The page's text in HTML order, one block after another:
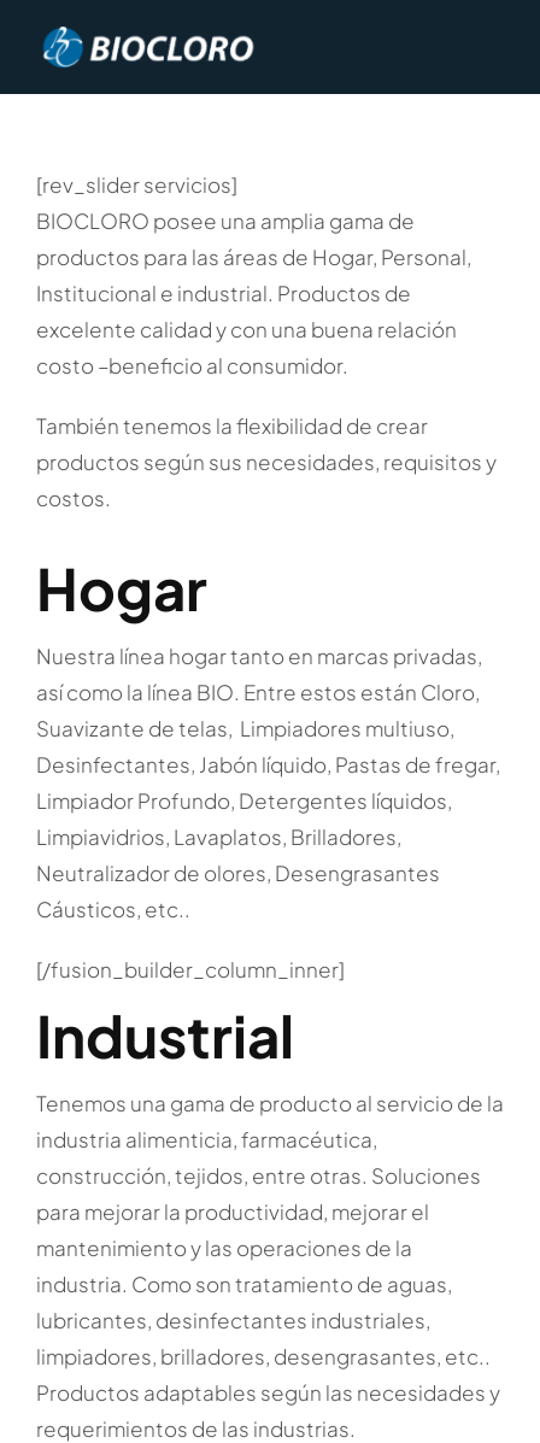
contenido
[rev_slider servicios]
BIOCLORO posee una amplia gama de
productos para las áreas de Hogar, Personal,
Institucional e industrial. Productos de
excelente calidad y con una buena relación
costo –beneficio al consumidor.
También tenemos la flexibilidad de crear
productos según sus necesidades, requisitos y
costos.
Hogar
Nuestra línea hogar tanto en marcas privadas,
así como la línea BIO. Entre estos están Cloro,
Suavizante de telas, Limpiadores multiuso,
Desinfectantes, Jabón líquido, Pastas de fregar,
Limpiador Profundo, Detergentes líquidos,
Limpiavidrios, Lavaplatos, Brilladores,
Neutralizador de olores, Desengrasantes
Cáusticos, etc..
[/fusion_builder_column_inner]
Industrial
Tenemos una gama de producto al servicio de la
industria alimenticia, farmacéutica,
construcción, tejidos, entre otras. Soluciones
para mejorar la productividad, mejorar el
mantenimiento y las operaciones de la
industria. Como son tratamiento de aguas,
lubricantes, desinfectantes industriales,
limpiadores, brilladores, desengrasantes, etc..
Productos adaptables según las necesidades y
requerimientos de las industrias.